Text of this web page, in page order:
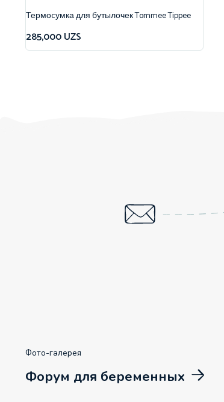
Термоcумка для бутылочек Tommee Tippee
285,000UZS
Фото-галерея
Форум для беременных